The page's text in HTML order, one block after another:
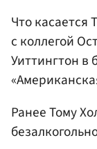
Что касается
с коллегой
Уиттингтон
Ранее Тому